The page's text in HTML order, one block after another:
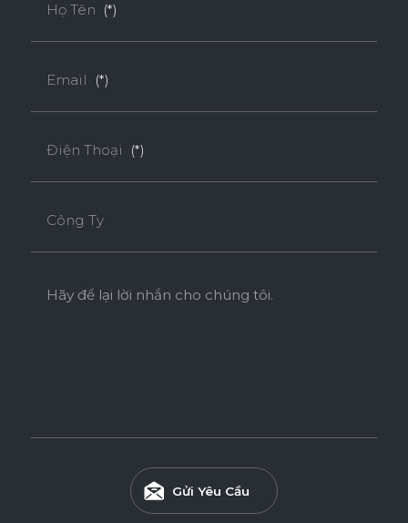
Họ Tên (*)
Email (*)
Điện Thoại (*)
Công Ty
Hãy để lại lời nhắn cho chúng tôi.
Gửi Yêu Cầu